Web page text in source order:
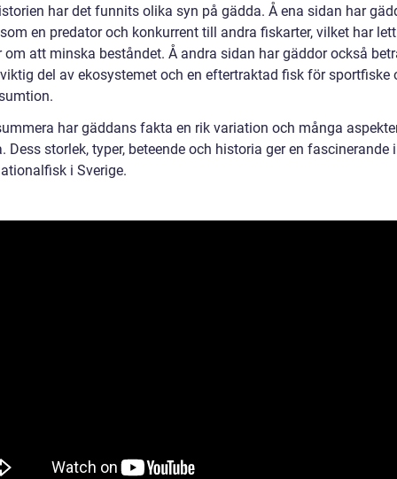
har det funnits olika syn på gädda. Å ena sidan har
en predator och konkurrent till andra fiskarter, vilket har
om att minska beståndet. Å andra sidan har gäddor också
del av ekosystemet och en eftertraktad fisk för sportfiske
har gäddans fakta en rik variation och många
Dess storlek, typer, beteende och historia ger en fascinerande
i Sverige.